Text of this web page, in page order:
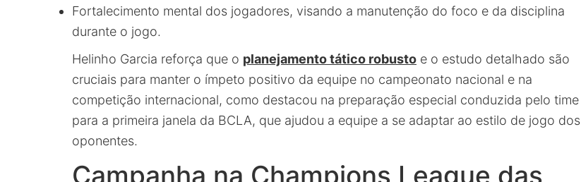
Fortalecimento mental dos jogadores, visando a manutenção do foco e da disciplina
durante o jogo.
Helinho Garcia reforça que o planejamento tático robusto e o estudo detalhado são
cruciais para manter o ímpeto positivo da equipe no campeonato nacional e na
competição internacional, como destacou na preparação especial conduzida pelo time
para a primeira janela da BCLA, que ajudou a equipe a se adaptar ao estilo de jogo dos
oponentes.
Campanha na Champions League das